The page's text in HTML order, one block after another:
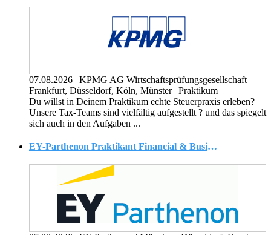
07.08.2026 | KPMG AG Wirtschaftsprüfungsgesellschaft |
Frankfurt, Düsseldorf, Köln, Münster | Praktikum
Du willst in Deinem Praktikum echte Steuerpraxis erleben?
Unsere Tax-Teams sind vielfältig aufgestellt ? und das spiegelt
sich auch in den Aufgaben ...
EY-Parthenon Praktikant Financial & Business Modeling - Transactions & Corporate Finance (w/m/d)